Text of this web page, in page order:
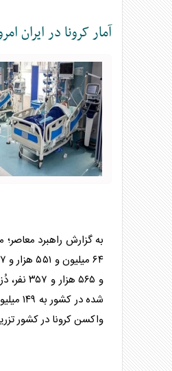
آمار کرونا در ایران امروز ۱۳ خرداد ۱۴۰۱+وضعیت رنگبندی
به گزارش راهبرد
و ۵۶۵
واکسن کرونا در کشور